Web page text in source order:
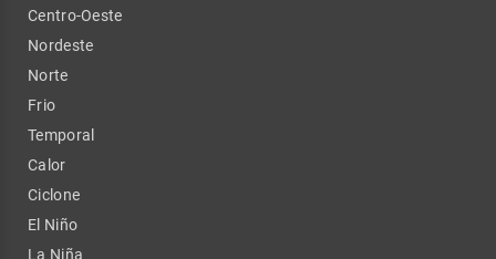
Centro-Oeste
Nordeste
Norte
Frio
Temporal
Calor
Ciclone
El Niño
La Niña